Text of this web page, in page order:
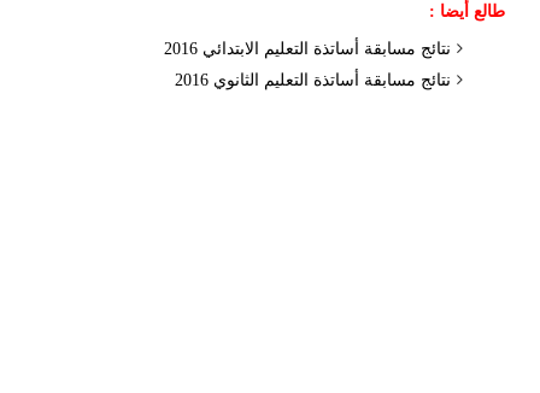
طالع أيضا :
نتائج مسابقة أساتذة التعليم الابتدائي 2016
نتائج مسابقة أساتذة التعليم الثانوي 2016